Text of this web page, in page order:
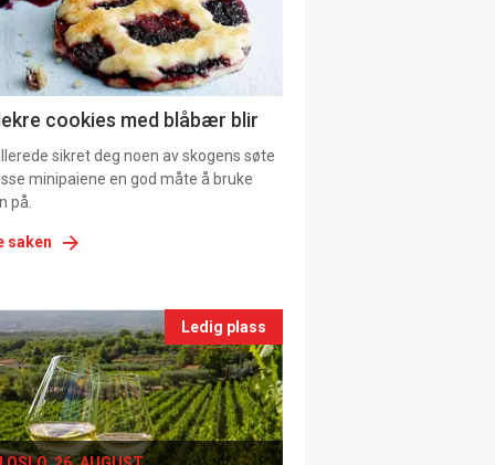
cookies med blåbær blir
sikret deg noen av skogens søte
minipaiene en god måte å bruke
på.
saken
Ledig plass